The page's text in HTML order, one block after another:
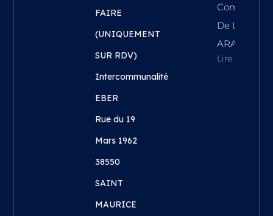
FAIRE
(UNIQUEMENT
SUR RDV)
Intercommunalité
EBER
Rue du 19
Mars 1962
38550
SAINT
MAURICE
De La
ARA !
Lire L'article